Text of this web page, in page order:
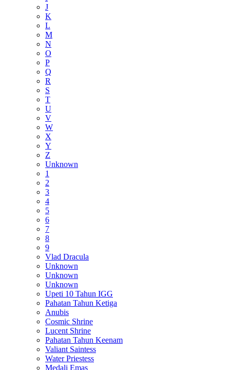
J
K
L
M
N
O
P
Q
R
S
T
U
V
W
X
Y
Z
Unknown
1
2
3
4
5
6
7
8
9
Vlad Dracula
Unknown
Unknown
Unknown
Upeti 10 Tahun IGG
Pahatan Tahun Ketiga
Anubis
Cosmic Shrine
Lucent Shrine
Pahatan Tahun Keenam
Valiant Saintess
Water Priestess
Medali Emas